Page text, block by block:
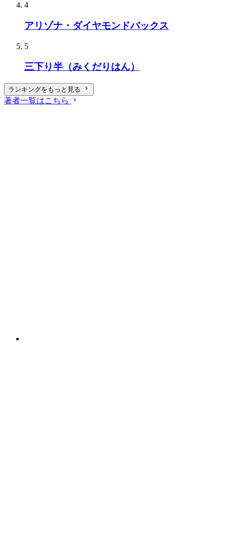
4
アリゾナ・ダイヤモンドバックス
5
三下り半（みくだりはん）
ランキングをもっと見る
著者一覧はこちら